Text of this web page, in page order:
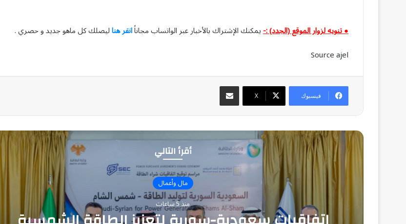
● تنويه لزوار الموقع (الجدد) :-يمكنك الإشتراك بالأخبار عبر الواتساب مجاناًانقر هناليصلك كل ماهو جديد و حصري .
Source ajel
فيسبوك ‫X
مشاركة عبر البريد
أقرأ التالي
مال وأعمال
منذ 5 ساعات